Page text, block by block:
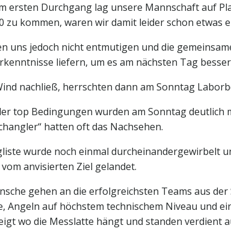
ersten Durchgang lag unsere Mannschaft auf
zu kommen, waren wir damit leider schon etwas
uns jedoch nicht entmutigen und die
liefern, um es am nächsten Tag
nachließ, herrschten dann am Sonntag
top Bedingungen wurden am Sonntag
hatten oft das Nachsehen.
wurde noch einmal durcheinandergewirbelt
anvisierten Ziel gelandet.
gehen an die erfolgreichsten Teams aus
Angeln auf höchstem technischem Niveau und
wo die Messlatte hängt und standen verdient